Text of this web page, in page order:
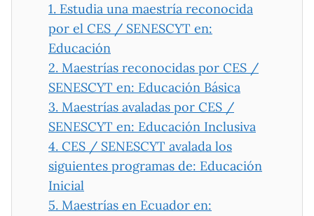
1. Estudia una maestría reconocida
por el CES / SENESCYT en:
Educación
2. Maestrías reconocidas por CES /
SENESCYT en: Educación Básica
3. Maestrías avaladas por CES /
SENESCYT en: Educación Inclusiva
4. CES / SENESCYT avalada los
siguientes programas de: Educación
Inicial
5. Maestrías en Ecuador en: